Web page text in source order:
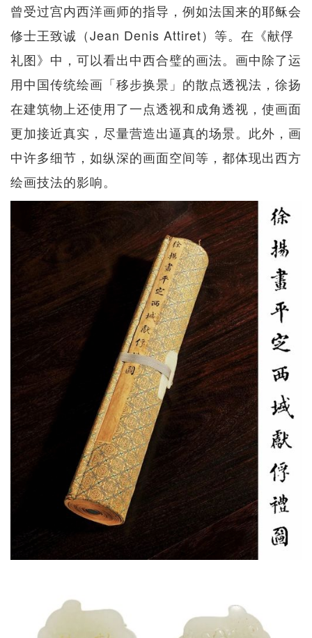
曾受过宫内西洋画师的指导，例如法国来的耶稣会
修士王致诚（Jean Denis Attiret）等。在《献俘
礼图》中，可以看出中西合璧的画法。画中除了运
用中国传统绘画「移步换景」的散点透视法，徐扬
在建筑物上还使用了一点透视和成角透视，使画面
更加接近真实，尽量营造出逼真的场景。此外，画
中许多细节，如纵深的画面空间等，都体现出西方
绘画技法的影响。